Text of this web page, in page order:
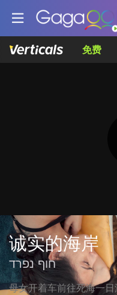
免费
诚实的海岸
חוף נפרד
母女开着车前往死海一